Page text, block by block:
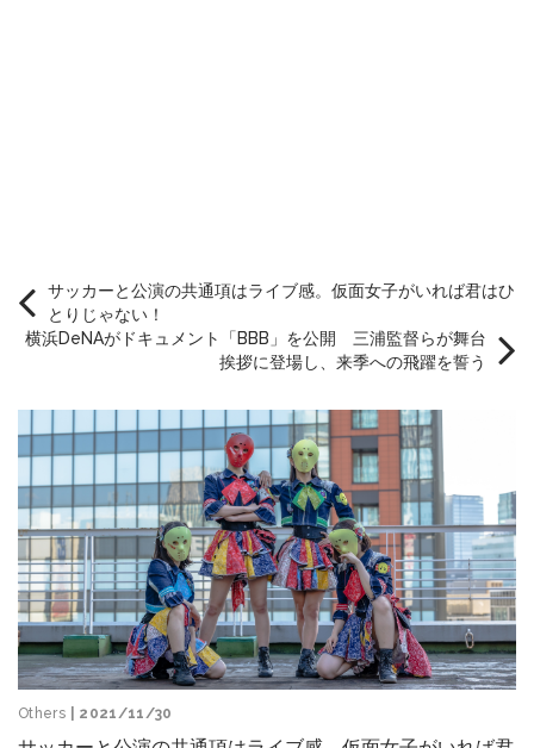
サッカーと公演の共通項はライブ感。仮面女子がいれば君はひ
とりじゃない！
横浜DeNAがドキュメント「BBB」を公開 三浦監督らが舞台
挨拶に登場し、来季への飛躍を誓う
Others | 2021/11/30